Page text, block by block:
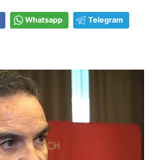
Whatsapp Telegram